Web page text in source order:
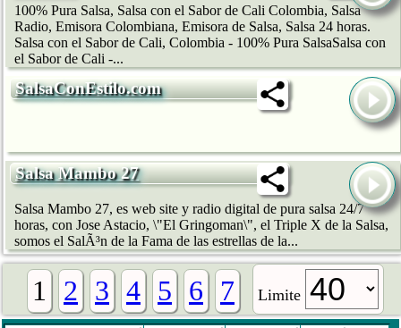
100% Pura Salsa, Salsa con el Sabor de Cali Colombia, Salsa
Radio, Emisora Colombiana, Emisora de Salsa, Salsa 24 horas.
Salsa con el Sabor de Cali, Colombia - 100% Pura SalsaSalsa con
el Sabor de Cali -...
SalsaConEstilo.com
Salsa Mambo 27
Salsa Mambo 27, es web site y radio digital de pura salsa 24/7
horas, con Jose Astacio, \"El Gringoman\", el Triple X de la Salsa,
somos el SalÃ³n de la Fama de las estrellas de la...
1 2 3 4 5 6 7 Limite